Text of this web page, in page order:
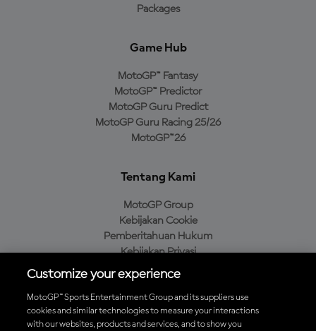
Packages
Game Hub
MotoGP™ Fantasy
MotoGP™ Predictor
MotoGP Guru Predict
MotoGP Guru Racing 25/26
MotoGP™26
Tentang Kami
MotoGP Group
Kebijakan Cookie
Pemberitahuan Hukum
Kebijakan Privasi
Kebijakan Pembelian
Unduh Aplikasi Resmi MotoGP™
Customize your experience
MotoGP™ Sports Entertainment Group and its suppliers use
cookies and similar technologies to measure your interactions
with our websites, products and services, and to show you